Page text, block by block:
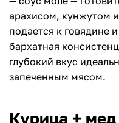
арахисом, кунжутом
подается к говядине
бархатная
глубокий вкус
запеченным мясом.
Курица + мед